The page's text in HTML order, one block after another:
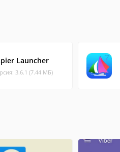
Launcher
3.6.1 (7.44 МБ)